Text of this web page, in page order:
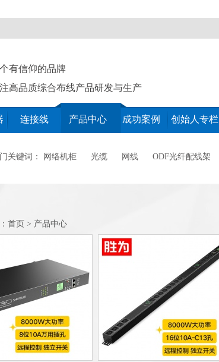
有信仰的品牌
高品质综合布线产品研发与生产
连接线 产品中心 成功案例 创始人专栏
关键词： 网络机柜 光缆 网线 ODF光纤配线架
首页 > 产品中心